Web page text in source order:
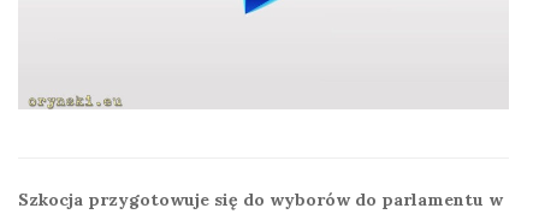
Szkocja przygotowuje się do wyborów do parlamentu w